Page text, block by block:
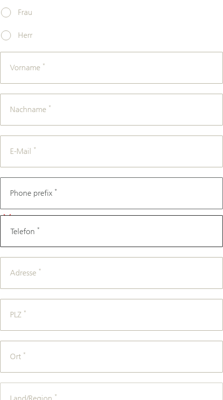
Frau
Herr
Vorname *
Nachname *
E-Mail *
Telefon
Phone prefix *
Telefon *
Adresse *
PLZ *
Ort *
*